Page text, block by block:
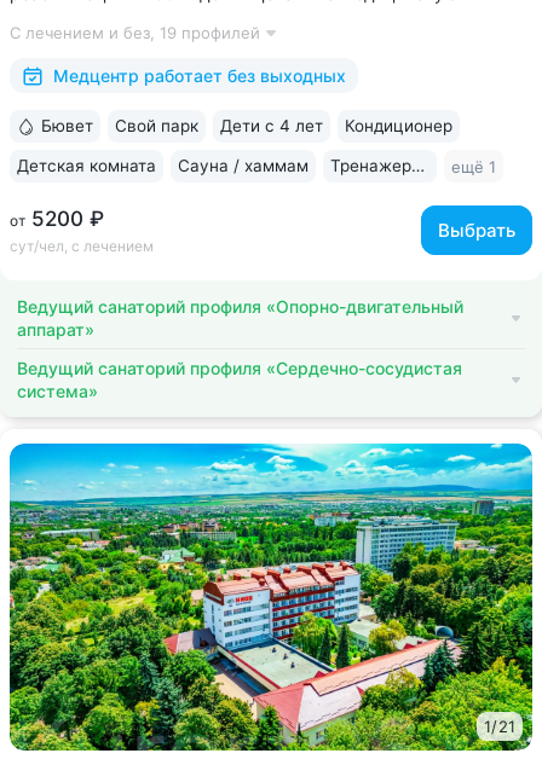
Доступная среда для гостей на колясках: в номерах,
на территории, в столовой • Расположен...
С лечением и без, 19 профилей
Медцентр работает без выходных
от 5200 ₽
сут/чел, с лечением
Выбрать
Бювет Свой парк Дети с 4 лет Кондиционер
Детская комната Сауна / хаммам Тренажерный зал ещё 1
Ведущий санаторий профиля «Опорно-двигательный
аппарат»
Ведущий санаторий профиля «Сердечно-сосудистая
система»
1/21